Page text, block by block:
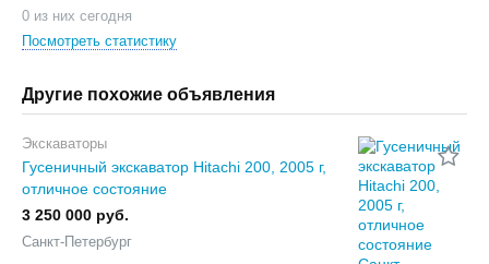
0 из них сегодня
Посмотреть статистику
Другие похожие объявления
Экскаваторы
Гусеничный экскаватор Hitachi 200, 2005 г,
отличное состояние
3 250 000 руб.
Санкт-Петербург